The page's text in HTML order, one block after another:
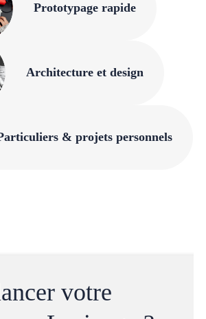
Prototypage rapide
Architecture et design
& projets personnels
votre